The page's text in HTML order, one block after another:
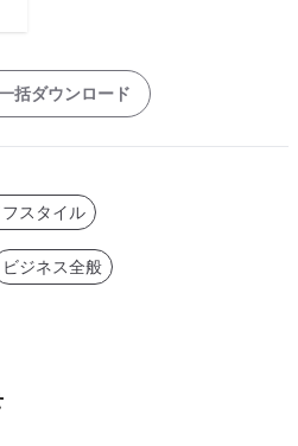
括ダウンロード
スタイル
ビジネス全般